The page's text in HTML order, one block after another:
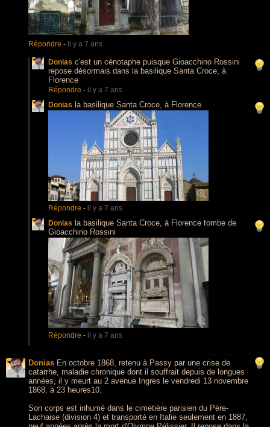
Répondre - il y a 7 ans
Donias c'est un cénotaphe puisque Gioacchino Rossini
repose désormais dans la basilique Santa Croce, à
Florence
Répondre - il y a 7 ans
Donias la basilique Santa Croce, à Florence
Répondre - il y a 7 ans
Donias la basilique Santa Croce, à Florence tombe de
Gioacchino Rossini
Répondre - il y a 7 ans
Donias En octobre 1868, retenu à Passy par une crise de
catarrhe, maladie chronique dont il souffrait depuis de longues
années, il y meurt au 2 avenue Ingres le vendredi 13 novembre
1868, à 23 heures10.
Son corps est inhumé dans le cimetière parisien du Père-
Lachaise (division 4) et transporté en Italie seulement en 1887,